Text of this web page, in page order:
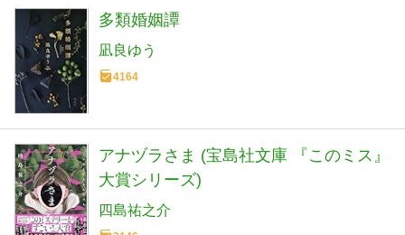
多類婚姻譚
凪良ゆう
4164
アナヅラさま (宝島社文庫 『このミス』
大賞シリーズ)
四島祐之介